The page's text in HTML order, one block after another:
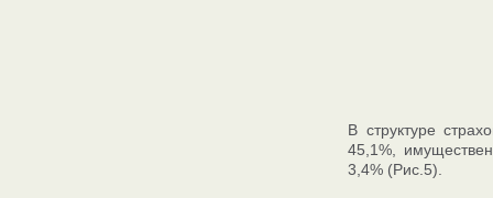
В структуре
45,1%,
3,4% (Рис.5).